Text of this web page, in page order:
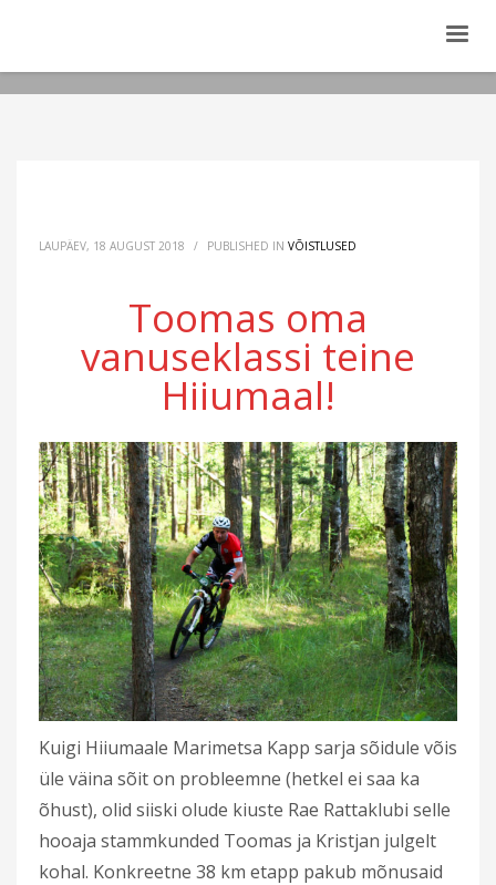
LAUPÄEV, 18 AUGUST 2018 / PUBLISHED IN VÕISTLUSED
Toomas oma
vanuseklassi teine
Hiiumaal!
Kuigi Hiiumaale Marimetsa Kapp sarja sõidule võis
üle väina sõit on probleemne (hetkel ei saa ka
õhust), olid siiski olude kiuste Rae Rattaklubi selle
hooaja stammkunded Toomas ja Kristjan julgelt
kohal. Konkreetne 38 km etapp pakub mõnusaid